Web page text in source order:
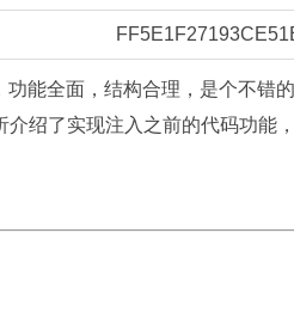
能全面，结构合理，是个不错
绍了实现注入之前的代码功能